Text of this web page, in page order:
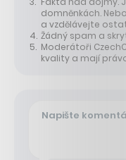
domněnkách.
a vzdělávejte
Žádný spam a
Moderátoři
kvality a mají